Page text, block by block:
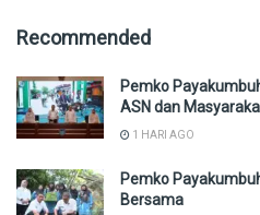
Recommended
Pemko
ASN dan
1 HARI AGO
Pemko
Bersama